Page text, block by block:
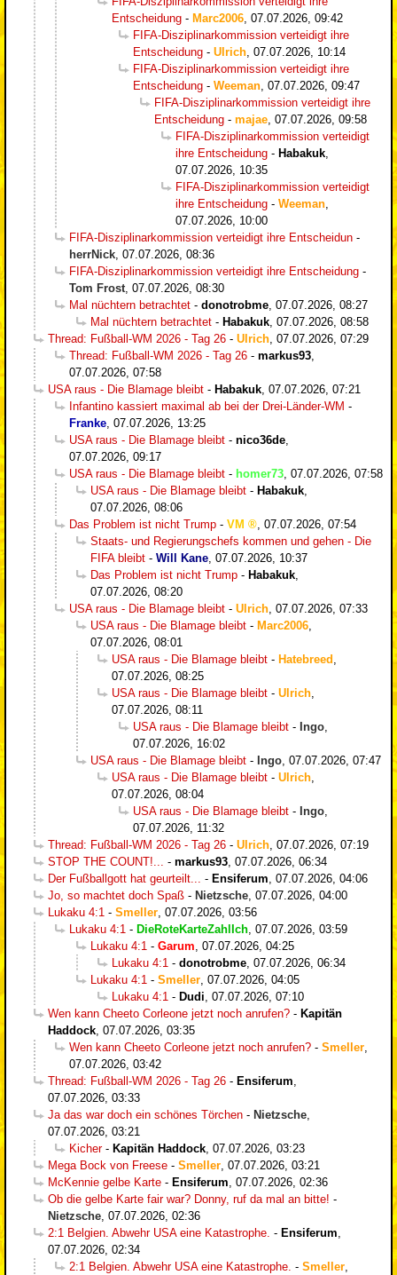
Entscheidung - Marc2006, 07.07.2026, 09:42
FIFA-Disziplinarkommission verteidigt ihre
Entscheidung - Ulrich, 07.07.2026, 10:14
FIFA-Disziplinarkommission verteidigt ihre
Entscheidung - Weeman, 07.07.2026, 09:47
FIFA-Disziplinarkommission verteidigt ihre
Entscheidung - majae, 07.07.2026, 09:58
FIFA-Disziplinarkommission verteidigt
ihre Entscheidung - Habakuk,
07.07.2026, 10:35
FIFA-Disziplinarkommission verteidigt
ihre Entscheidung - Weeman,
07.07.2026, 10:00
FIFA-Disziplinarkommission verteidigt ihre Entscheidun -
herrNick, 07.07.2026, 08:36
FIFA-Disziplinarkommission verteidigt ihre Entscheidung -
Tom Frost, 07.07.2026, 08:30
Mal nüchtern betrachtet - donotrobme, 07.07.2026, 08:27
Mal nüchtern betrachtet - Habakuk, 07.07.2026, 08:58
Thread: Fußball-WM 2026 - Tag 26 - Ulrich, 07.07.2026, 07:29
Thread: Fußball-WM 2026 - Tag 26 - markus93,
07.07.2026, 07:58
USA raus - Die Blamage bleibt - Habakuk, 07.07.2026, 07:21
Infantino kassiert maximal ab bei der Drei-Länder-WM -
Franke, 07.07.2026, 13:25
USA raus - Die Blamage bleibt - nico36de,
07.07.2026, 09:17
USA raus - Die Blamage bleibt - homer73, 07.07.2026, 07:58
USA raus - Die Blamage bleibt - Habakuk,
07.07.2026, 08:06
Das Problem ist nicht Trump - VM , 07.07.2026, 07:54
Staats- und Regierungschefs kommen und gehen - Die
FIFA bleibt - Will Kane, 07.07.2026, 10:37
Das Problem ist nicht Trump - Habakuk,
07.07.2026, 08:20
USA raus - Die Blamage bleibt - Ulrich, 07.07.2026, 07:33
USA raus - Die Blamage bleibt - Marc2006,
07.07.2026, 08:01
USA raus - Die Blamage bleibt - Hatebreed ,
07.07.2026, 08:25
USA raus - Die Blamage bleibt - Ulrich,
07.07.2026, 08:11
USA raus - Die Blamage bleibt - Ingo,
07.07.2026, 16:02
USA raus - Die Blamage bleibt - Ingo, 07.07.2026, 07:47
USA raus - Die Blamage bleibt - Ulrich,
07.07.2026, 08:04
USA raus - Die Blamage bleibt - Ingo,
07.07.2026, 11:32
Thread: Fußball-WM 2026 - Tag 26 - Ulrich, 07.07.2026, 07:19
STOP THE COUNT!... - markus93, 07.07.2026, 06:34
Der Fußballgott hat geurteilt... - Ensiferum, 07.07.2026, 04:06
Jo, so machtet doch Spaß - Nietzsche, 07.07.2026, 04:00
Lukaku 4:1 - Smeller, 07.07.2026, 03:56
Lukaku 4:1 - DieRoteKarteZahlIch, 07.07.2026, 03:59
Lukaku 4:1 - Garum, 07.07.2026, 04:25
Lukaku 4:1 - donotrobme, 07.07.2026, 06:34
Lukaku 4:1 - Smeller, 07.07.2026, 04:05
Lukaku 4:1 - Dudi, 07.07.2026, 07:10
Wen kann Cheeto Corleone jetzt noch anrufen? - Kapitän
Haddock, 07.07.2026, 03:35
Wen kann Cheeto Corleone jetzt noch anrufen? - Smeller,
07.07.2026, 03:42
Thread: Fußball-WM 2026 - Tag 26 - Ensiferum,
07.07.2026, 03:33
Ja das war doch ein schönes Törchen - Nietzsche,
07.07.2026, 03:21
Kicher- Kapitän Haddock, 07.07.2026, 03:23
Mega Bock von Freese - Smeller, 07.07.2026, 03:21
McKennie gelbe Karte - Ensiferum, 07.07.2026, 02:36
Ob die gelbe Karte fair war? Donny, ruf da mal an bitte! -
Nietzsche, 07.07.2026, 02:36
2:1 Belgien. Abwehr USA eine Katastrophe. - Ensiferum,
07.07.2026, 02:34
2:1 Belgien. Abwehr USA eine Katastrophe. - Smeller,